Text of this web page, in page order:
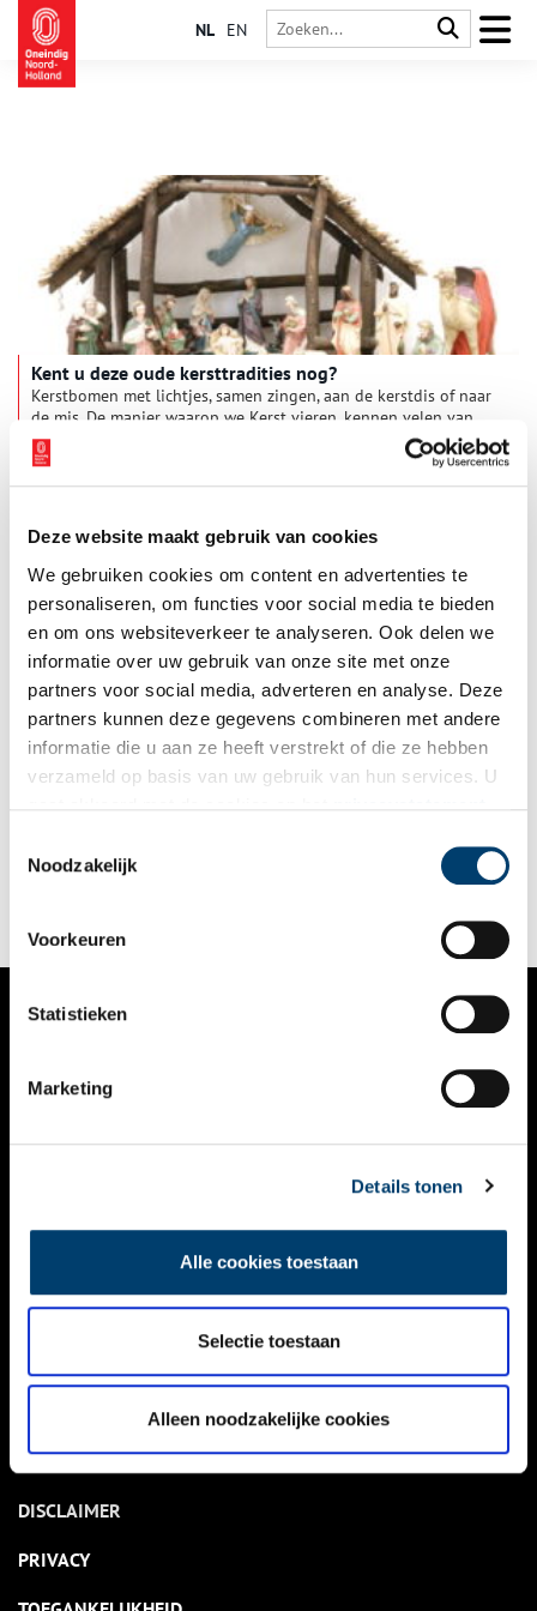
Deze website maakt gebruik van cookies
We gebruiken cookies om content en advertenties te
personaliseren, om functies voor social media te bieden
en om ons websiteverkeer te analyseren. Ook delen we
informatie over uw gebruik van onze site met onze
partners voor social media, adverteren en analyse. Deze
partners kunnen deze gegevens combineren met andere
informatie die u aan ze heeft verstrekt of die ze hebben
verzameld op basis van uw gebruik van hun services. U
Noodzakelijk
Voorkeuren
Statistieken
Marketing
Details tonen
Alle cookies toestaan
Selectie toestaan
Alleen noodzakelijke cookies
NL EN
Kent u deze oude kersttradities nog?
Kerstbomen met lichtjes, samen zingen, aan de kerstdis of naar
de mis. De manier waarop we Kerst vieren, kennen velen van
ons nog uit onze jeugd. Toch veranderen tradities ook en
hebben oude Kerstgebruiken plaats moeten maken voor
nieuwe. Kent u bijvoorbeeld het branden van het Kerstblok
Hoe de Weihnachtsstol zijn intrede deed
Kerstbroden, waaronder de in de tweede helft van de
negentiende eeuw uit Duitsland overgewaaide Weihnachtsstol,
huiselijke kring, maar ook vaste prik bij allerlei soorten
kerstvieringen.
NIEUWS
KALENDER
ACTIVITEITEN
NIEUWSBRIEF
DISCLAIMER
PRIVACY